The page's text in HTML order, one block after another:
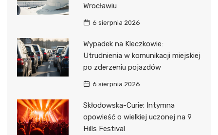
Wrocławiu
6 sierpnia 2026
Wypadek na Kleczkowie:
Utrudnienia w komunikacji miejskiej
po zderzeniu pojazdów
6 sierpnia 2026
Skłodowska-Curie: Intymna
opowieść o wielkiej uczonej na 9
Hills Festival